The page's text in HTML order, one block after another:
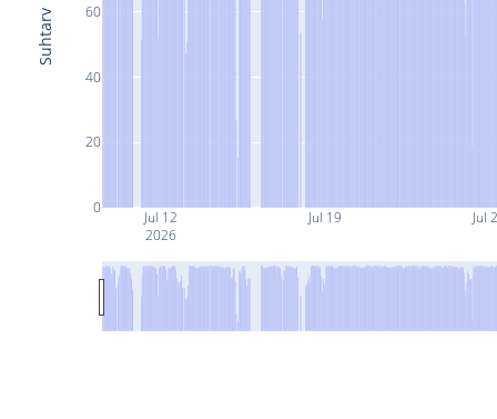
Jul 12
2026
Jul 19 Jul
0
20
40
60
Suhtarv